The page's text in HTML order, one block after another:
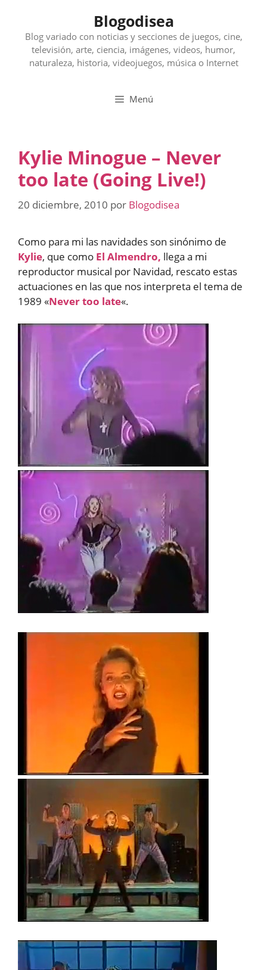
contenido
Blogodisea
Blog variado con noticias y secciones de juegos, cine,
televisión, arte, ciencia, imágenes, videos, humor,
naturaleza, historia, videojuegos, música o Internet
Menú
Kylie Minogue – Never
too late (Going Live!)
20 diciembre, 2010 por Blogodisea
Como para mi las navidades son sinónimo de
Kylie, que como El Almendro, llega a mi
reproductor musical por Navidad, rescato estas
actuaciones en las que nos interpreta el tema de
1989 «Never too late«.